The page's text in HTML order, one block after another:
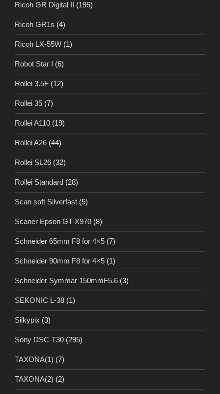
Ricoh GR Digital II (195)
Ricoh GR1s (4)
Ricoh LX-55W (1)
Robot Star I (6)
Rollei 3.5F (12)
Rollei 35 (7)
Rollei A110 (19)
Rollei A26 (44)
Rollei SL26 (32)
Rollei Standard (28)
Scan soft Silverfast (5)
Scaner Epson GT-X970 (8)
Schneider 65mm F8 for 4×5 (7)
Schneider 90mm F8 for 4×5 (1)
Schneider Symmar 150mmF5.6 (3)
SEKONIC L-38 (1)
Silkypix (3)
Sony DSC-T30 (295)
TAXONA(1) (7)
TAXONA(2) (2)